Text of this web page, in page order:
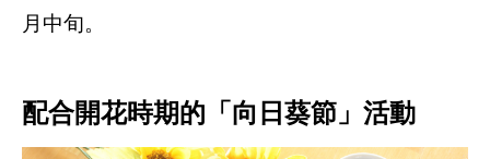
月中旬。
配合開花時期的「向日葵節」活動